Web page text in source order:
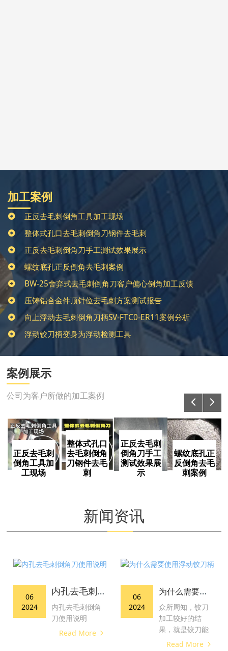
加工案例
正反去毛刺倒角工具加工现场
整体式孔口去毛刺倒角刀钢件去毛刺
正反去毛刺倒角刀手工测试效果展示
螺纹底孔正反倒角去毛刺案例
BW-25舍弃式去毛刺倒角刀客户偏心倒角加工反馈
压铸铝合金件顶针位去毛刺方案测试报告
向上浮动去毛刺倒角刀柄SV-FTC0-ER11案例分析
浮动铰刀柄变身为浮动检测工具
案例展示
公司为客户所做的加工案例
正反去毛刺
倒角工具加
工现场
整体式孔口
去毛刺倒角
刀钢件去毛
刺
一个加工过程
中的去毛刺倒
任何机械设
备，纯手工旋
角。
正反去毛刺
倒角刀手工
测试效果展
示
如M10的螺纹
底孔倒角大小
1.5mm 。
螺纹底孔正
反倒角去毛
刺案例
新闻资讯
06
2024
内孔去毛刺倒角刀使用说明
内孔去毛刺倒角
刀使用说明
Read More
06
2024
为什么需要使用浮动铰刀柄
众所周知，铰刀
加工较好的结
果，就是铰刀能
Read More